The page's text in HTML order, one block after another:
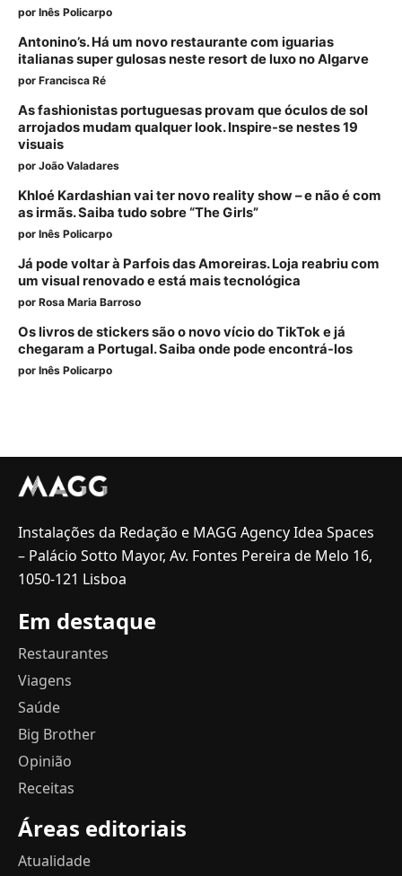
por Inês Policarpo
Antonino’s. Há um novo restaurante com iguarias
italianas super gulosas neste resort de luxo no Algarve
por Francisca Ré
As fashionistas portuguesas provam que óculos de sol
arrojados mudam qualquer look. Inspire-se nestes 19
visuais
por João Valadares
Khloé Kardashian vai ter novo reality show – e não é com
as irmãs. Saiba tudo sobre “The Girls”
por Inês Policarpo
Já pode voltar à Parfois das Amoreiras. Loja reabriu com
um visual renovado e está mais tecnológica
por Rosa Maria Barroso
Os livros de stickers são o novo vício do TikTok e já
chegaram a Portugal. Saiba onde pode encontrá-los
por Inês Policarpo
Instalações da Redação e MAGG Agency Idea Spaces
– Palácio Sotto Mayor, Av. Fontes Pereira de Melo 16,
1050-121 Lisboa
Em destaque
Restaurantes
Viagens
Saúde
Big Brother
Opinião
Receitas
Áreas editoriais
Atualidade